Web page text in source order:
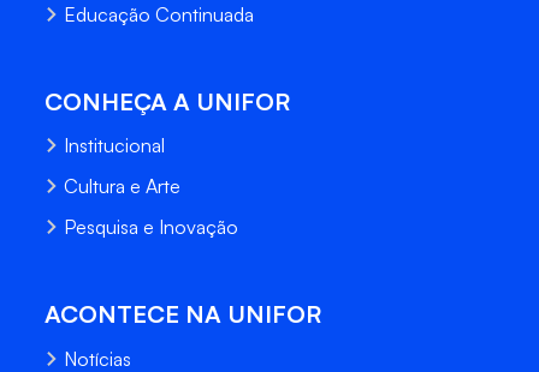
Educação Continuada
CONHEÇA A UNIFOR
Institucional
Cultura e Arte
Pesquisa e Inovação
ACONTECE NA UNIFOR
Notícias